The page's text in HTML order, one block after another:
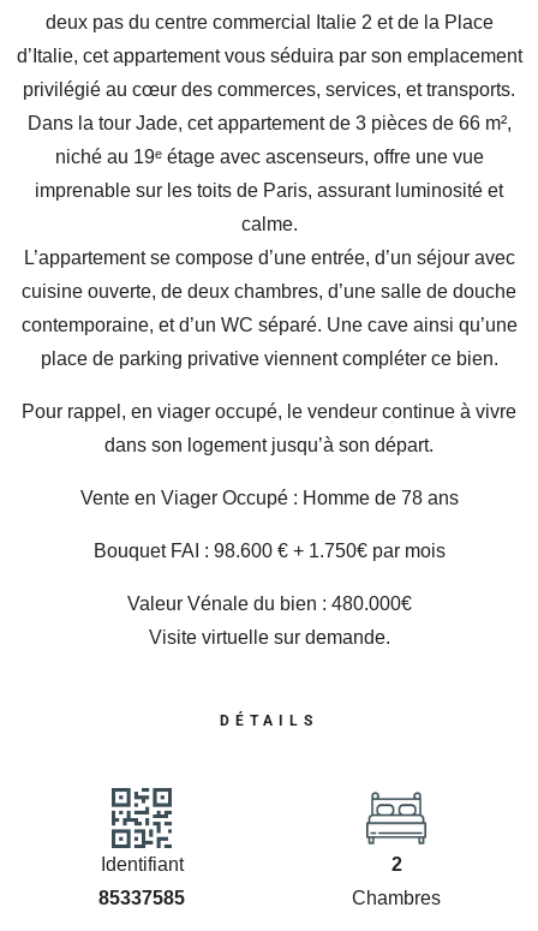
deux pas du centre commercial Italie 2 et de la Place
d’Italie, cet appartement vous séduira par son emplacement
privilégié au cœur des commerces, services, et transports.
Dans la tour Jade, cet appartement de 3 pièces de 66 m²,
niché au 19ᵉ étage avec ascenseurs, offre une vue
imprenable sur les toits de Paris, assurant luminosité et
calme.
L’appartement se compose d’une entrée, d’un séjour avec
cuisine ouverte, de deux chambres, d’une salle de douche
contemporaine, et d’un WC séparé. Une cave ainsi qu’une
place de parking privative viennent compléter ce bien.
Pour rappel, en viager occupé, le vendeur continue à vivre
dans son logement jusqu’à son départ.
Vente en Viager Occupé : Homme de 78 ans
Bouquet FAI : 98.600 € + 1.750€ par mois
Valeur Vénale du bien : 480.000€
Visite virtuelle sur demande.
DÉTAILS
Identifiant
85337585
2
Chambres